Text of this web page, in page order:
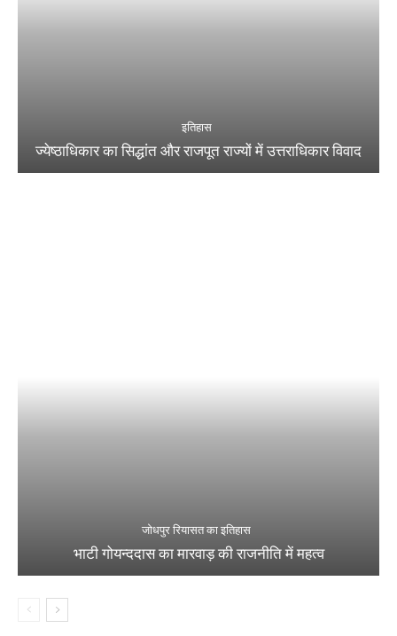
इतिहास
ज्येष्ठाधिकार का सिद्धांत और राजपूत राज्यों में उत्तराधिकार विवाद
जोधपुर रियासत का इतिहास
भाटी गोयन्ददास का मारवाड़ की राजनीति में महत्व